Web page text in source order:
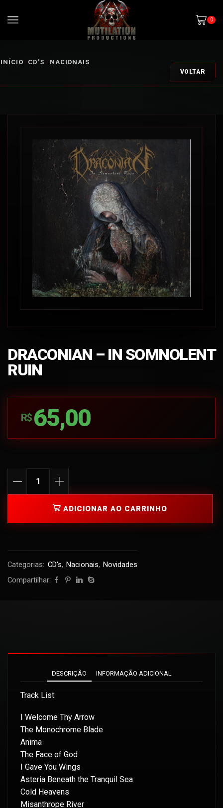
0
INÍCIO CD'S NACIONAIS
VOLTAR
DRACONIAN – IN SOMNOLENT
RUIN
R$ 65,00
ADICIONAR AO CARRINHO
Categorias: CD's, Nacionais, Novidades
Compartilhar:
DESCRIÇÃO INFORMAÇÃO ADICIONAL
Track List:
I Welcome Thy Arrow
The Monochrome Blade
Anima
The Face of God
I Gave You Wings
Asteria Beneath the Tranquil Sea
Cold Heavens
Misanthrope River